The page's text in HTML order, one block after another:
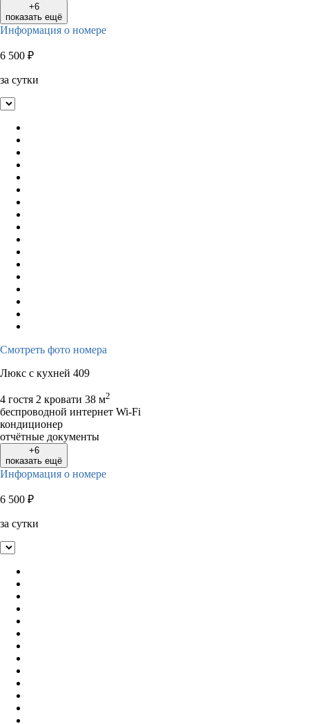
+6
показать ещё
Информация о номере
6 500 ₽
за сутки
Смотреть фото номера
Люкс с кухней 409
4 гостя 2 кровати 38 м2
беспроводной интернет Wi-Fi
кондиционер
отчётные документы
+6
показать ещё
Информация о номере
6 500 ₽
за сутки